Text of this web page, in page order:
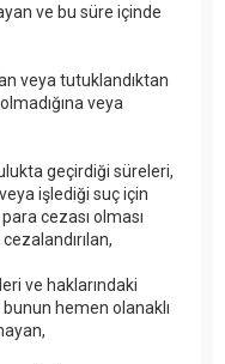
ve bu süre içinde
veya tutuklandıktan
veya
geçirdiği süreleri,
işlediği suç için
cezası olması
ve haklarındaki
hemen olanaklı